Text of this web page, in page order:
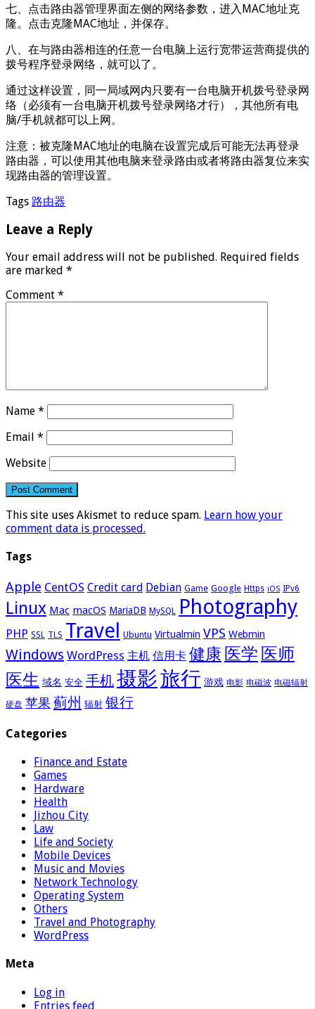
七、点击路由器管理界面左侧的网络参数，进入MAC地址克
隆。点击克隆MAC地址，并保存。
八、在与路由器相连的任意一台电脑上运行宽带运营商提供的
拨号程序登录网络，就可以了。
通过这样设置，同一局域网内只要有一台电脑开机拨号登录网
络（必须有一台电脑开机拨号登录网络才行），其他所有电
脑/手机就都可以上网。
注意：被克隆MAC地址的电脑在设置完成后可能无法再登录
路由器，可以使用其他电脑来登录路由或者将路由器复位来实
现路由器的管理设置。
Tags 路由器
Leave a Reply
Your email address will not be published. Required fields
are marked *
Comment *
Name *
Email *
Website
This site uses Akismet to reduce spam. Learn how your
comment data is processed.
Tags
Apple CentOS Credit card Debian Game Google Https iOS IPv6
Linux Mac macOS MariaDB MySQL Photography
PHP SSL TLS Travel Ubuntu Virtualmin VPS Webmin
Windows WordPress 主机 信用卡 健康 医学 医师
医生 域名 安全 手机摄影旅行 游戏 电影 电磁波 电磁辐射
硬盘 苹果 蓟州 辐射 银行
Categories
Finance and Estate
Games
Hardware
Health
Jizhou City
Law
Life and Society
Mobile Devices
Music and Movies
Network Technology
Operating System
Others
Travel and Photography
WordPress
Meta
Log in
Entries feed